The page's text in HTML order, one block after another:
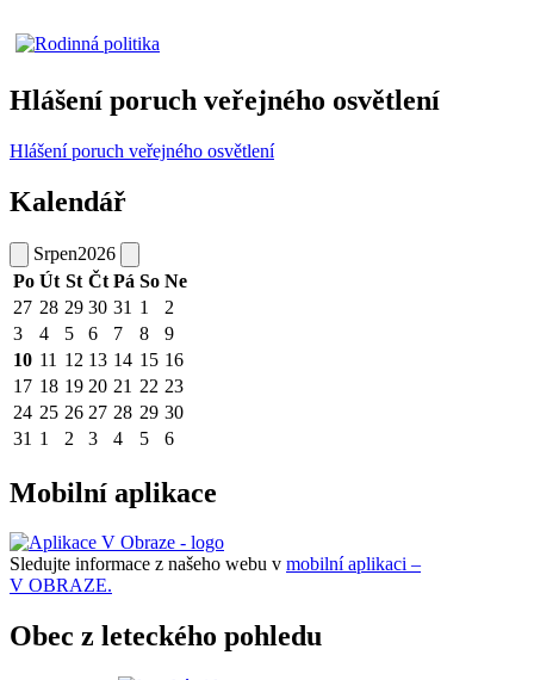
Hlášení poruch veřejného osvětlení
Hlášení poruch veřejného osvětlení
Kalendář
Srpen2026
Po Út St Čt Pá So Ne
27 28 29 30 31 1
2
3
4 5 6 7 8
9
10 11 12 13 14 15 16
17 18 19 20 21 22 23
24 25 26 27 28 29 30
31 1 2 3 4 5 6
Mobilní aplikace
Sledujte informace z našeho webu v mobilní aplikaci –
V OBRAZE.
Obec z leteckého pohledu